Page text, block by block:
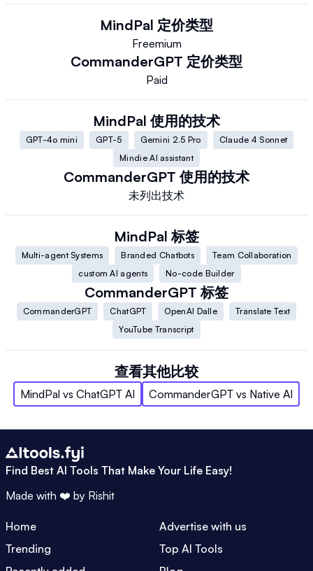
MindPal 定价类型
Freemium
CommanderGPT 定价类型
Paid
MindPal 使用的技术
GPT-4o mini GPT-5 Gemini 2.5 Pro
Claude 4 Sonnet
Mindie AI assistant
CommanderGPT 使用的技术
未列出技术
MindPal 标签
Multi-agent Systems Branded Chatbots
Team Collaboration
custom AI agents
No-code Builder
CommanderGPT 标签
CommanderGPT ChatGPT OpenAI Dalle
Translate Text
YouTube Transcript
查看其他比较
MindPal vs ChatGPT AI CommanderGPT vs Native AI
Find Best AI Tools That Make Your Life Easy!
Made with ❤️ by Rishit
Home
Advertise with us
Trending
Top AI Tools